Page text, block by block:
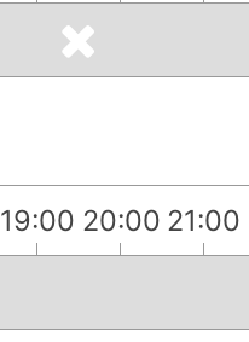
19:00 20:00 21:00